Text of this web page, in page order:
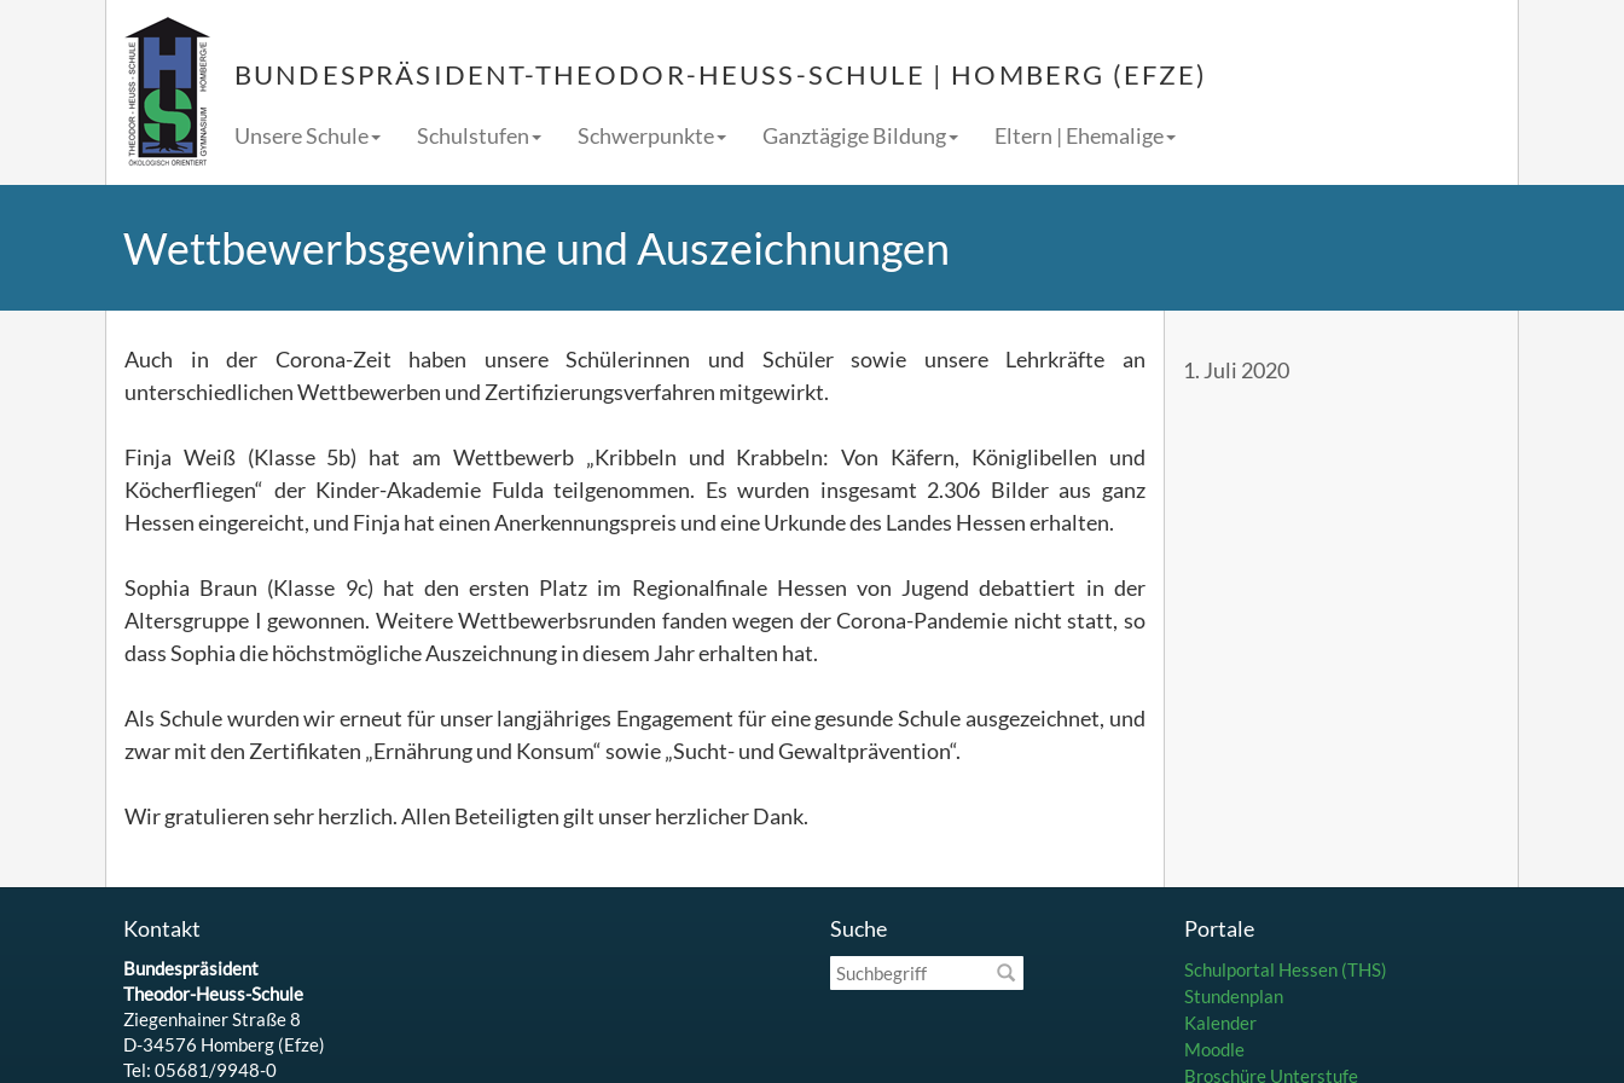
BUNDESPRÄSIDENT-THEODOR-HEUSS-SCHULE | HOMBERG (EFZE)
Unsere Schule Schulstufen Schwerpunkte Ganztägige Bildung Eltern | Ehemalige
Wettbewerbsgewinne und Auszeichnungen
Auch in der Corona-Zeit haben unsere Schülerinnen und Schüler sowie unsere Lehrkräfte an
unterschiedlichen Wettbewerben und Zertifizierungsverfahren mitgewirkt.
Finja Weiß (Klasse 5b) hat am Wettbewerb „Kribbeln und Krabbeln: Von Käfern, Königlibellen und
Köcherfliegen“ der Kinder-Akademie Fulda teilgenommen. Es wurden insgesamt 2.306 Bilder aus ganz
Hessen eingereicht, und Finja hat einen Anerkennungspreis und eine Urkunde des Landes Hessen erhalten.
Sophia Braun (Klasse 9c) hat den ersten Platz im Regionalfinale Hessen von Jugend debattiert in der
Altersgruppe I gewonnen. Weitere Wettbewerbsrunden fanden wegen der Corona-Pandemie nicht statt, so
dass Sophia die höchstmögliche Auszeichnung in diesem Jahr erhalten hat.
Als Schule wurden wir erneut für unser langjähriges Engagement für eine gesunde Schule ausgezeichnet, und
zwar mit den Zertifikaten „Ernährung und Konsum“ sowie „Sucht- und Gewaltprävention“.
Wir gratulieren sehr herzlich. Allen Beteiligten gilt unser herzlicher Dank.
1. Juli 2020
Suche
Suchbegriff
Portale
Schulportal Hessen (THS)
Stundenplan
Kalender
Moodle
Broschüre Unterstufe
Kontakt
Bundespräsident
Theodor-Heuss-Schule
Ziegenhainer Straße 8
D-34576 Homberg (Efze)
Tel: 05681/9948-0